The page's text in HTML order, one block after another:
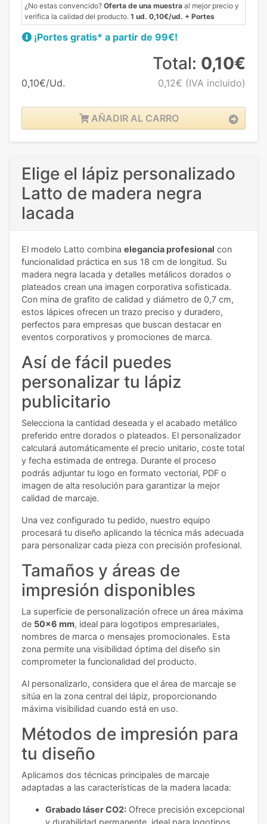
¿No estas convencido? Oferta de una muestra al mejor precio y
verifica la calidad del producto. 1 ud. 0,10€/ud. + Portes
¡Portes gratis* a partir de 99€!
0,10€/Ud.
Total: 0,10€
0,12€ (IVA incluido)
AÑADIR AL CARRO
Elige el lápiz personalizado
Latto de madera negra
lacada
El modelo Latto combina elegancia profesional con
funcionalidad práctica en sus 18 cm de longitud. Su
madera negra lacada y detalles metálicos dorados o
plateados crean una imagen corporativa sofisticada.
Con mina de grafito de calidad y diámetro de 0,7 cm,
estos lápices ofrecen un trazo preciso y duradero,
perfectos para empresas que buscan destacar en
eventos corporativos y promociones de marca.
Así de fácil puedes
personalizar tu lápiz
publicitario
Selecciona la cantidad deseada y el acabado metálico
preferido entre dorados o plateados. El personalizador
calculará automáticamente el precio unitario, coste total
y fecha estimada de entrega. Durante el proceso
podrás adjuntar tu logo en formato vectorial, PDF o
imagen de alta resolución para garantizar la mejor
calidad de marcaje.
Una vez configurado tu pedido, nuestro equipo
procesará tu diseño aplicando la técnica más adecuada
para personalizar cada pieza con precisión profesional.
Tamaños y áreas de
impresión disponibles
La superficie de personalización ofrece un área máxima
de 50x6 mm, ideal para logotipos empresariales,
nombres de marca o mensajes promocionales. Esta
zona permite una visibilidad óptima del diseño sin
comprometer la funcionalidad del producto.
Al personalizarlo, considera que el área de marcaje se
sitúa en la zona central del lápiz, proporcionando
máxima visibilidad cuando está en uso.
Métodos de impresión para
tu diseño
Aplicamos dos técnicas principales de marcaje
adaptadas a las características de la madera lacada:
Grabado láser CO2: Ofrece precisión excepcional
y durabilidad permanente, ideal para logotipos